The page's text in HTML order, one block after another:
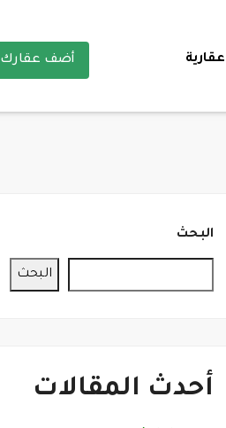
أضف عقارك
البحث
البحث
أحدث المقالات